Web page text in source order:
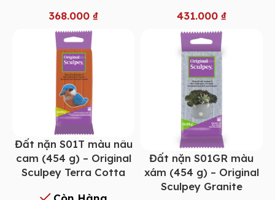
368.000 ₫
431.000 ₫
Đất nặn S01T màu nâu
cam (454 g) – Original
Sculpey Terra Cotta
Đất nặn S01GR màu
xám (454 g) – Original
Sculpey Granite